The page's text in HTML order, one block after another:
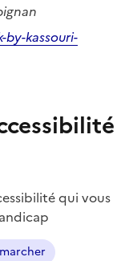
kassouri-
qui vous